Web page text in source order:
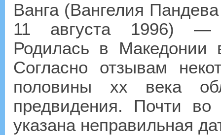
Ванга (Вангелия
11 августа 1996) —
Родилась в Македонии
Согласно отзывам
половины xx века
предвидения. Почти во
указана неправильная